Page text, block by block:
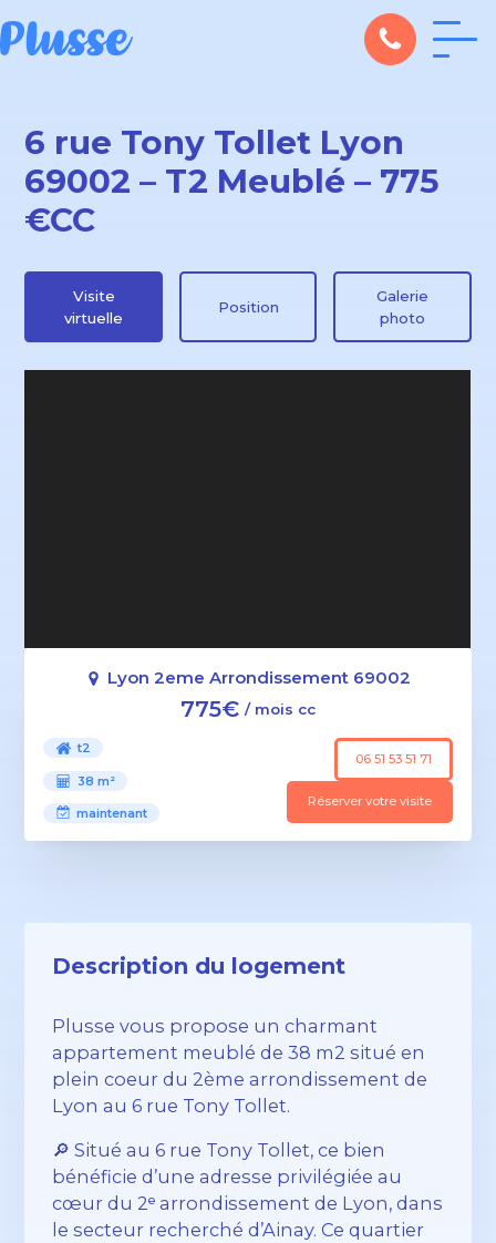
6 rue Tony Tollet Lyon
69002 – T2 Meublé – 775
€CC
Visite
virtuelle
Position
Galerie
photo
Lyon 2eme Arrondissement 69002
775€ / mois cc
t2
38 m²
maintenant
06 51 53 51 71
Réserver votre visite
Description du logement
Plusse vous propose un charmant
appartement meublé de 38 m2 situé en
plein coeur du 2ème arrondissement de
Lyon au 6 rue Tony Tollet.
🔎 Situé au 6 rue Tony Tollet, ce bien
bénéficie d’une adresse privilégiée au
cœur du 2ᵉ arrondissement de Lyon, dans
le secteur recherché d’Ainay. Ce quartier